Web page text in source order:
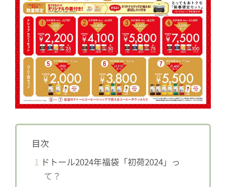
目次
1 ドトール2024年福袋「初荷2024」っ
て？